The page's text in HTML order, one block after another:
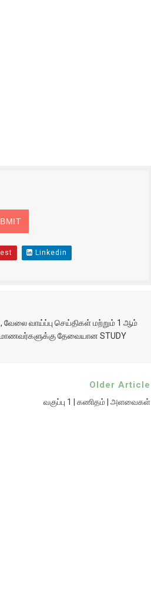
Linkedin
வாய்ப்பு செய்திகள் மற்றும் 1 ஆம்
மாணவர்களுக்கு தேவையான STUDY
Older Article
வகுப்பு 1 | கணிதம் | அளவைகள்